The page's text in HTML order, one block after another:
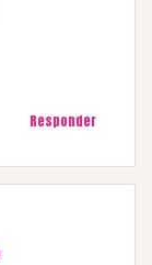
Responder